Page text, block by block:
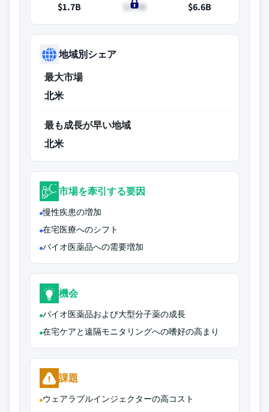
$1.7B
$1.9B
$6.6B
地域別シェア
最大市場
北米
最も成長が早い地域
北米
市場を牽引する要因
慢性疾患の増加
在宅医療へのシフト
バイオ医薬品への需要増加
機会
バイオ医薬品および大型分子薬の成長
在宅ケアと遠隔モニタリングへの嗜好の高まり
課題
ウェアラブルインジェクターの高コスト